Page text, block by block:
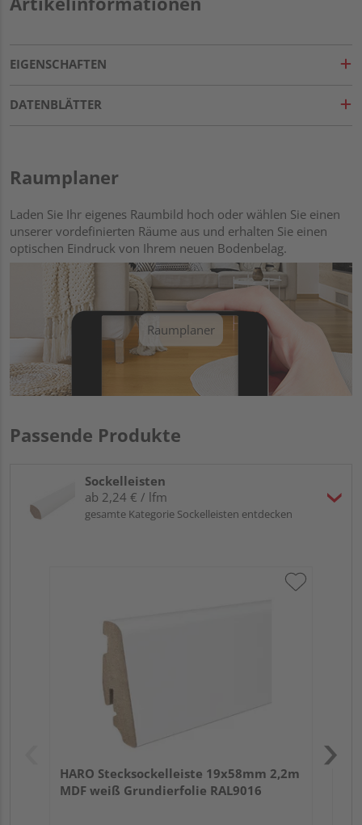
EIGENSCHAFTEN
DATENBLÄTTER
Raumplaner
Laden Sie Ihr eigenes Raumbild hoch oder wählen Sie einen
unserer vordefinierten Räume aus und erhalten Sie einen
optischen Eindruck von Ihrem neuen Bodenbelag.
Raumplaner
Passende Produkte
Sockelleisten
ab 2,24 € / lfm
gesamte Kategorie Sockelleisten entdecken
HARO Stecksockelleiste 19x58mm 2,2m
MDF weiß Grundierfolie RAL9016